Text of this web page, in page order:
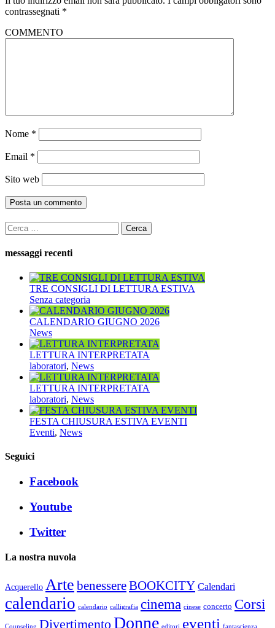
contrassegnati *
COMMENTO
Nome *
Email *
Sito web
Ricerca
per:
messaggi recenti
TRE CONSIGLI DI LETTURA ESTIVA
Senza categoria
CALENDARIO GIUGNO 2026
News
LETTURA INTERPRETATA
laboratori, News
LETTURA INTERPRETATA
laboratori, News
FESTA CHIUSURA ESTIVA EVENTI
Eventi, News
Seguici
Facebook
Youtube
Twitter
La nostra nuvola
Acquerello Arte benessereBOOKCITY Calendari
calendario calendario calligrafia cinema cinese concerto Corsi
Counseling DivertimentoDonne editori eventi fantascienza